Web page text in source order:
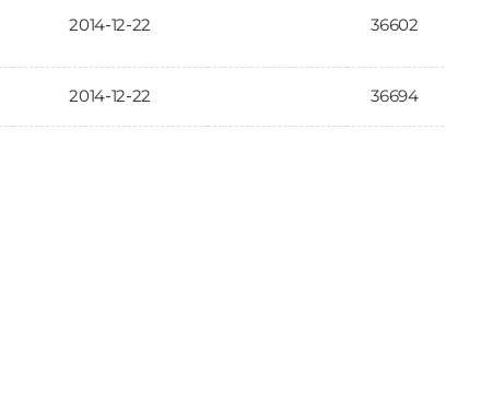
2014-12-22 36602
2014-12-22 36694